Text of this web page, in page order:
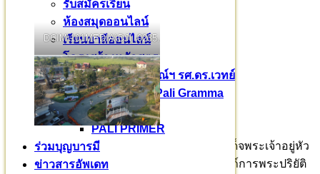
รับสมัครเรียน
ห้องสมุดออนไลน์
เรียนบาลีออนไลน์
โครงสร้างหลักสูตร
หนังสือบาลีไวยากรณ์ฯ รศ.ดร.เวทย์
Kaccayana Pali Gramma
PALI Part 1
PALI PRIMER
ร่วมบุญบารมี
ข่าวสารอัพเดท
DCIM\101MEDIA\DJI_0235.JPG
น้อมสำนึกในพระมหากรุณาธิคุณพระบาทสมเด็จพระเจ้าอยู่หัว
ที่ทรงมีพระเมตตา ทรงมีพระราชศรัทธาอุปถัมภ์การพระปริยัติ